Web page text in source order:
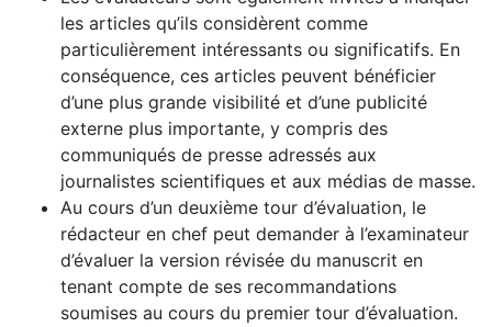
les articles qu’ils considèrent comme
particulièrement intéressants ou significatifs. En
conséquence, ces articles peuvent bénéficier
d’une plus grande visibilité et d’une publicité
externe plus importante, y compris des
communiqués de presse adressés aux
journalistes scientifiques et aux médias de masse.
Au cours d’un deuxième tour d’évaluation, le
rédacteur en chef peut demander à l’examinateur
d’évaluer la version révisée du manuscrit en
tenant compte de ses recommandations
soumises au cours du premier tour d’évaluation.